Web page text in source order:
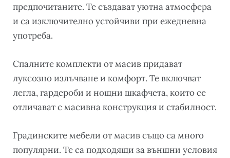
предпочитаните. Те създават уютна атмосфера
и са изключително устойчиви при ежедневна
употреба.
Спалните комплекти от масив придават
луксозно излъчване и комфорт. Те включват
легла, гардероби и нощни шкафчета, които се
отличават с масивна конструкция и стабилност.
Градинските мебели от масив също са много
популярни. Те са подходящи за външни условия